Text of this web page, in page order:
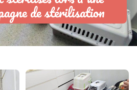
de stérilisation